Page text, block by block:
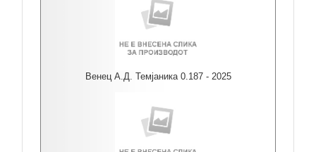
Венец А.Д. Темјаника 0.187 - 2025